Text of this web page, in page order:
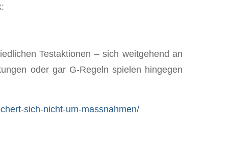
Testaktionen – sich weitgehend an
oder gar G‑Regeln spielen hingegen
sich-nicht-um-massnahmen/